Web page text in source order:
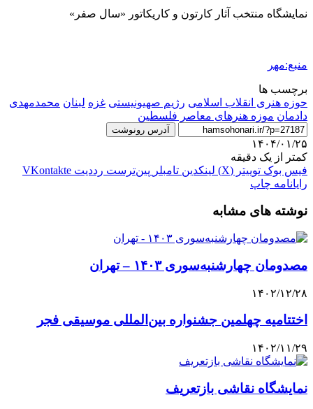
نمایشگاه منتخب آثار کارتون و کاریکاتور «سال صفر»
منبع:مهر
برچسب ها
حوزه هنری انقلاب اسلامی رژیم صهیونیستی غزه لبنان محمدمهدی
دادمان موزه هنرهای معاصر فلسطین
آدرس رونوشت
۱۴۰۴/۰۱/۲۵
کمتر از یک دقیقه
فیس بوک توییتر (X) لینکدین ‫تامبلر ‫پین‌ترست ‫رددیت ‫VKontakte
رایانامه چاپ
نوشته های مشابه
مصدومان چهارشنبه‌سوری ۱۴۰۳ – تهران
۱۴۰۲/۱۲/۲۸
اختتامیه چهلمین جشنواره بین‌المللی موسیقی فجر
۱۴۰۲/۱۱/۲۹
نمایشگاه نقاشی بازتعریف